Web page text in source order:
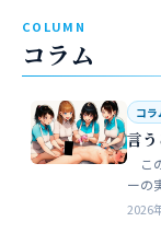
COLUMN
コラム
コラ
言
こ
ーの
は、
2026